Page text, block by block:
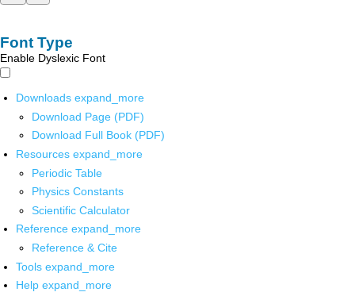
Font Type
Enable Dyslexic Font
Downloads expand_more
Download Page (PDF)
Download Full Book (PDF)
Resources expand_more
Periodic Table
Physics Constants
Scientific Calculator
Reference expand_more
Reference & Cite
Tools expand_more
Help expand_more